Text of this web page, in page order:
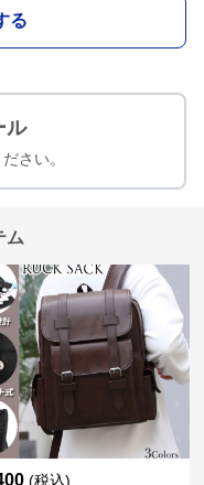
る
ル
さい。
ム
(税込)